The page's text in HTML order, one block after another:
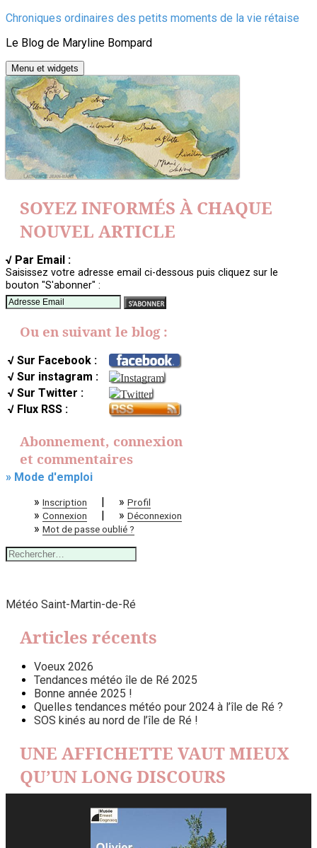
Aller
contenu
Chroniques ordinaires des petits moments de la vie rétaise
Le Blog de Maryline Bompard
Menu et widgets
SOYEZ INFORMÉS À CHAQUE
NOUVEL ARTICLE
√ Par Email :
Saisissez votre adresse email ci-dessous puis cliquez sur le
bouton "S'abonner" :
Ou en suivant le blog :
√ Sur Facebook :
√ Sur instagram :
√ Sur Twitter :
√ Flux RSS :
Abonnement, connexion
et commentaires
» Mode d'emploi
» Inscription | » Profil
» Connexion | » Déconnexion
» Mot de passe oublié ?
Rechercher :
Météo Saint-Martin-de-Ré
Articles récents
Voeux 2026
Tendances météo île de Ré 2025
Bonne année 2025 !
Quelles tendances météo pour 2024 à l’île de Ré ?
SOS kinés au nord de l’île de Ré !
UNE AFFICHETTE VAUT MIEUX
QU’UN LONG DISCOURS